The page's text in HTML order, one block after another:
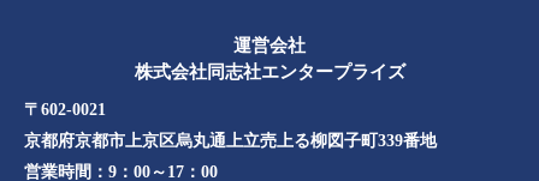
運営会社
株式会社同志社エンタープライズ
〒602-0021
京都府京都市上京区烏丸通上立売上る柳図子町339番地​​
営業時間： 9：00～17：00